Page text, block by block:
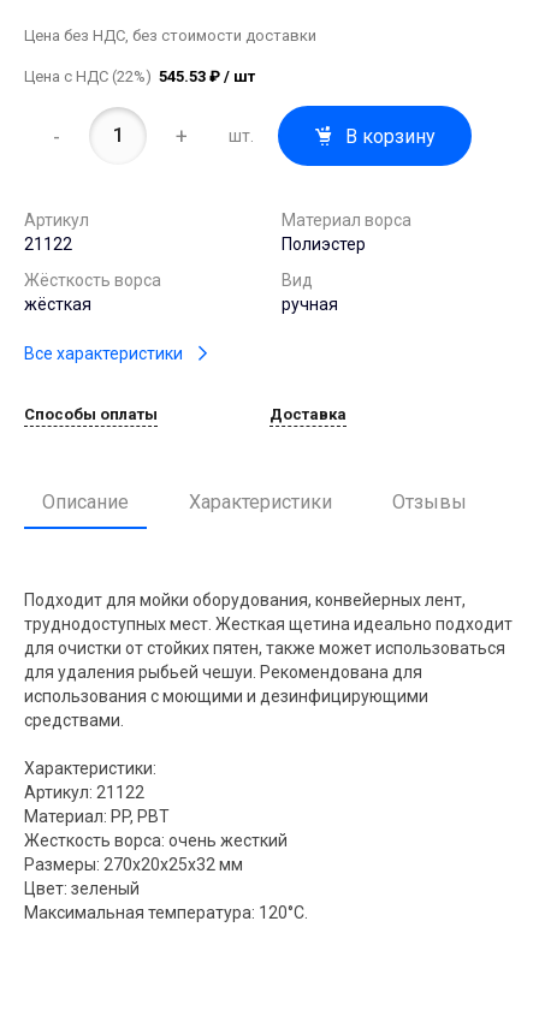
Цена без НДС, без стоимости доставки
Цена с НДС (22%) 545.53 ₽ / шт
- + шт. В корзину
Артикул
21122
Материал ворса
Полиэстер
Жёсткость ворса
жёсткая
Вид
ручная
Все характеристики
Способы оплаты Доставка
Описание Характеристики Отзывы
Подходит для мойки оборудования, конвейерных лент,
труднодоступных мест. Жесткая щетина идеально подходит
для очистки от стойких пятен, также может использоваться
для удаления рыбьей чешуи. Рекомендована для
использования с моющими и дезинфицирующими
средствами.
Характеристики:
Артикул: 21122
Материал: PP, PBT
Жесткость ворса: очень жесткий
Размеры: 270х20х25х32 мм
Цвет: зеленый
Максимальная температура: 120°С.